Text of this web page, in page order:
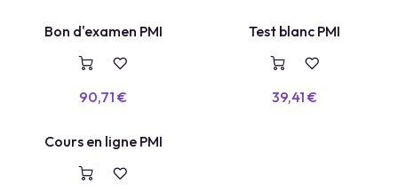
BON D'EXAMEN
Bon d'examen PMI
90,71 €
TEST BLANC
Test blanc PMI
39,41 €
COURS EN LIGNE
Cours en ligne PMI